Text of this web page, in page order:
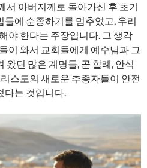
서 아버지께로 돌아가신 후 초기
에 순종하기를 멈추었고, 우리
야 한다는 주장입니다. 그 생각
이 와서 교회들에게 예수님과 그
왔던 많은 계명들, 곧 할례, 안식
스도의 새로운 추종자들이 안전
다는 것입니다.